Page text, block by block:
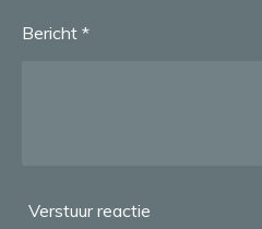
Bericht *
Verstuur reactie